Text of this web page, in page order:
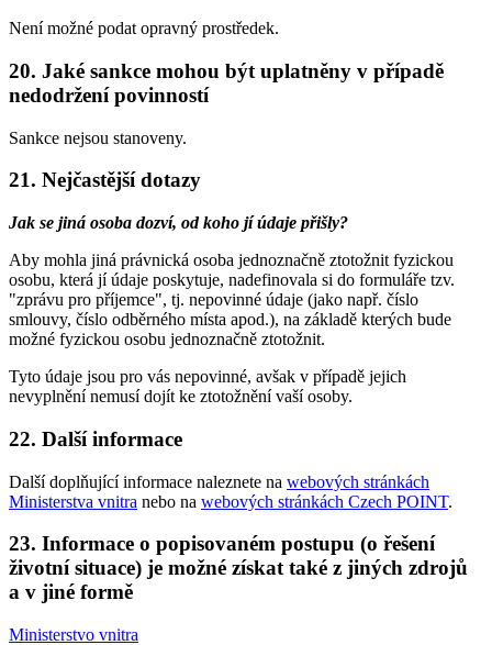
Není možné podat opravný prostředek.
20. Jaké sankce mohou být uplatněny v případě
nedodržení povinností
Sankce nejsou stanoveny.
21. Nejčastější dotazy
Jak se jiná osoba dozví, od koho jí údaje přišly?
Aby mohla jiná právnická osoba jednoznačně ztotožnit fyzickou
osobu, která jí údaje poskytuje, nadefinovala si do formuláře tzv.
"zprávu pro příjemce", tj. nepovinné údaje (jako např. číslo
smlouvy, číslo odběrného místa apod.), na základě kterých bude
možné fyzickou osobu jednoznačně ztotožnit.
Tyto údaje jsou pro vás nepovinné, avšak v případě jejich
nevyplnění nemusí dojít ke ztotožnění vaší osoby.
22. Další informace
Další doplňující informace naleznete na webových stránkách
Ministerstva vnitra nebo na webových stránkách Czech POINT.
23. Informace o popisovaném postupu (o řešení
životní situace) je možné získat také z jiných zdrojů
a v jiné formě
Ministerstvo vnitra